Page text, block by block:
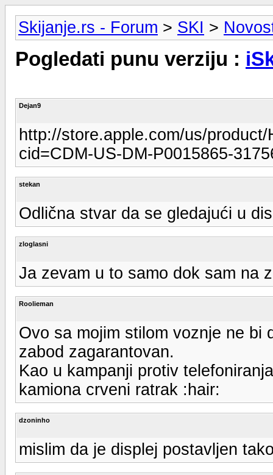
Skijanje.rs - Forum > SKI >
Pogledati punu verziju :
Dejan9
http://store.apple.com/us/
cid=CDM-US-DM-P0015865-
stekan
Odlična stvar da se gledajući u
zloglasni
Ja zevam u to samo dok sam na
Roolieman
Ovo sa mojim stilom voznje ne bi
zabod zagarantovan.
Kao u kampanji protiv
kamiona crveni ratrak :hair:
dzoninho
mislim da je displej postavljen